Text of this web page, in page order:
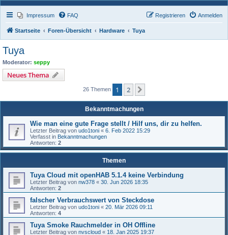
Impressum FAQ Anmelden
Registrieren
Startseite Foren-Übersicht Hardware Tuya
Tuya
Moderator: seppy
Neues Thema
26 Themen 1 2
Bekanntmachungen
Wie man eine gute Frage stellt / Hilf uns, dir zu helfen.
Letzter Beitrag von udo1toni « 6. Feb 2022 15:29
Verfasst in Bekanntmachungen
Antworten: 2
Themen
Tuya Cloud mit openHAB 5.1.4 keine Verbindung
Letzter Beitrag von nw378 « 30. Jun 2026 18:35
Antworten: 2
falscher Verbrauchswert von Steckdose
Letzter Beitrag von udo1toni « 20. Mär 2026 09:11
Antworten: 4
Tuya Smoke Rauchmelder in OH Offline
Letzter Beitrag von nvscloud « 18. Jan 2025 19:37